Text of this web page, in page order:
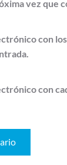
vez que
con
con